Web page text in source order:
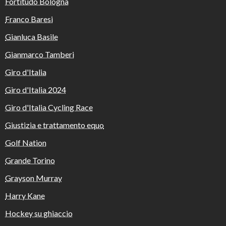
Franco Baresi
Gianluca Basile
Gianmarco Tamberi
Giro d'Italia
Giro d'Italia 2024
Giro d'Italia Cycling Race
Giustizia e trattamento equo
Golf Nation
Grande Torino
Grayson Murray
Harry Kane
Hockey su ghiaccio